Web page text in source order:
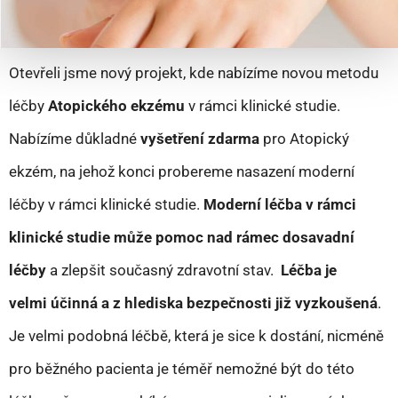
Otevřeli jsme nový projekt, kde nabízíme novou metodu
léčby Atopického ekzému v rámci klinické studie.
Nabízíme důkladné vyšetření zdarma pro Atopický
ekzém, na jehož konci probereme nasazení moderní
léčby v rámci klinické studie. Moderní léčba v rámci
klinické studie může pomoc nad rámec dosavadní
léčby a zlepšit současný zdravotní stav. Léčba je
velmi účinná a z hlediska bezpečnosti již vyzkoušená.
Je velmi podobná léčbě, která je sice k dostání, nicméně
pro běžného pacienta je téměř nemožné být do této